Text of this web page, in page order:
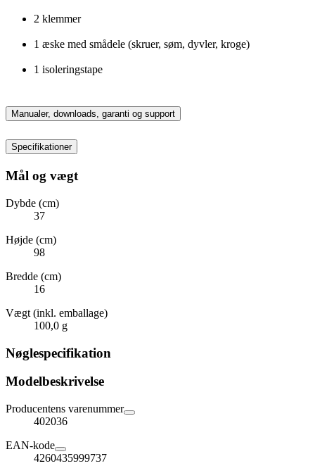
2 klemmer
1 æske med smådele (skruer, søm, dyvler, kroge)
1 isoleringstape
Manualer, downloads, garanti og support
Specifikationer
Mål og vægt
Dybde (cm)
37
Højde (cm)
98
Bredde (cm)
16
Vægt (inkl. emballage)
100,0 g
Nøglespecifikation
Modelbeskrivelse
Producentens varenummer
402036
EAN-kode
4260435999737